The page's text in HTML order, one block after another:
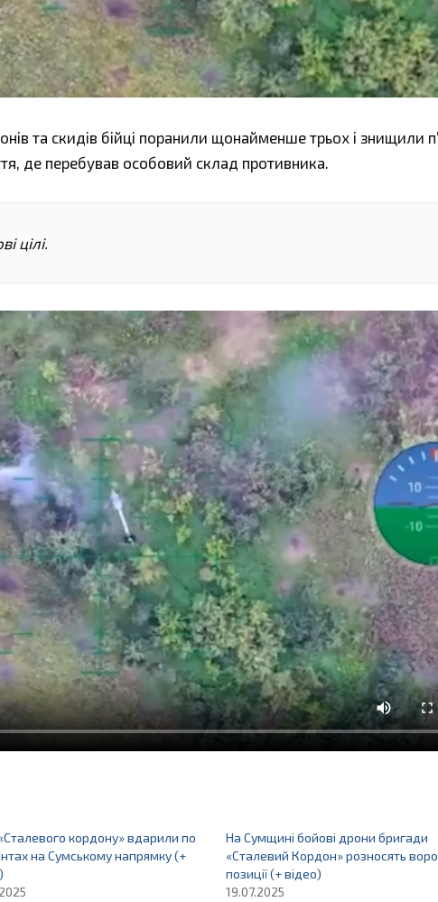
та скидів бійці поранили щонайменше трьох і знищили
де перебував особовий склад противника.
цілі.
«Сталевого кордону» вдарили по
на Сумському напрямку (+
На Сумщині бойові дрони бригади
«Сталевий Кордон» розносять
позиції (+ відео)
19.07.2025